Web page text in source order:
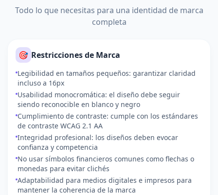
Todo lo que necesitas para una identidad de marca
completa
🎯 Restricciones de Marca
Legibilidad en tamaños pequeños: garantizar claridad
incluso a 16px
Usabilidad monocromática: el diseño debe seguir
siendo reconocible en blanco y negro
Cumplimiento de contraste: cumple con los estándares
de contraste WCAG 2.1 AA
Integridad profesional: los diseños deben evocar
confianza y competencia
No usar símbolos financieros comunes como flechas o
monedas para evitar clichés
Adaptabilidad para medios digitales e impresos para
mantener la coherencia de la marca